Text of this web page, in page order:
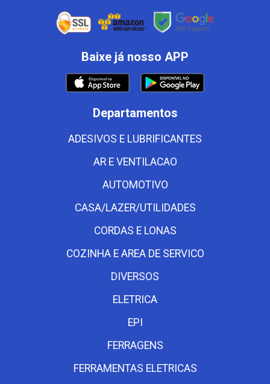
Baixe já nosso APP
Departamentos
ADESIVOS E LUBRIFICANTES
AR E VENTILACAO
AUTOMOTIVO
CASA/LAZER/UTILIDADES
CORDAS E LONAS
COZINHA E AREA DE SERVICO
DIVERSOS
ELETRICA
EPI
FERRAGENS
FERRAMENTAS ELETRICAS